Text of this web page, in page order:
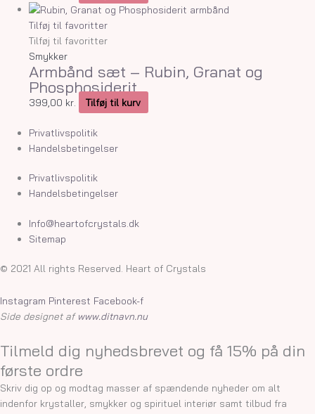
Tilføj til favoritter
Tilføj til favoritter
Smykker
Armbånd sæt – Rubin, Granat og
Phosphosiderit
399,00 kr. Tilføj til kurv
Privatlivspolitik
Handelsbetingelser
Privatlivspolitik
Handelsbetingelser
Info@heartofcrystals.dk
Sitemap
© 2021 All rights Reserved. Heart of Crystals
Instagram Pinterest Facebook-f
Side designet af www.ditnavn.nu
Tilmeld dig nyhedsbrevet og få 15% på din
første ordre
Skriv dig op og modtag masser af spændende nyheder om alt
indenfor krystaller, smykker og spirituel interiør samt tilbud fra